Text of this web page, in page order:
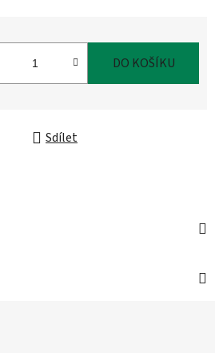
DO KOŠÍKU
Sdílet